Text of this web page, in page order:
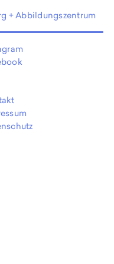
+ Abbildungszentrum